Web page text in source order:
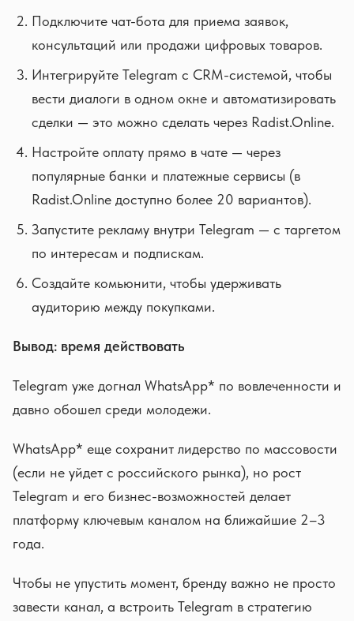
Подключите чат-бота для приема заявок,
консультаций или продажи цифровых товаров.
Интегрируйте Telegram с CRM-системой, чтобы
вести диалоги в одном окне и автоматизировать
сделки — это можно сделать через Radist.Online.
Настройте оплату прямо в чате — через
популярные банки и платежные сервисы (в
Radist.Online доступно более 20 вариантов).
Запустите рекламу внутри Telegram — с таргетом
по интересам и подпискам.
Создайте комьюнити, чтобы удерживать
аудиторию между покупками.
Вывод: время действовать
Telegram уже догнал WhatsApp* по вовлеченности и
давно обошел среди молодежи.
WhatsApp* еще сохранит лидерство по массовости
(если не уйдет с российского рынка), но рост
Telegram и его бизнес-возможностей делает
платформу ключевым каналом на ближайшие 2–3
года.
Чтобы не упустить момент, бренду важно не просто
завести канал, а встроить Telegram в стратегию